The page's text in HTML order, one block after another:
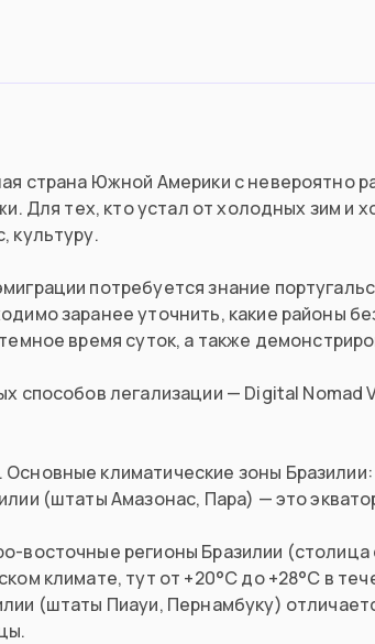
страна Южной Америки с невероятно
Для тех, кто устал от холодных зим и
культуру.
потребуется знание
заранее уточнить, какие районы
время суток, а также
способов легализации — Digital Nomad
. Основные климатические зоны Бразилии:
(штаты Амазонас, Пара) — это
восточные регионы Бразилии
климате, тут от +20°C до +28°C в
(штаты Пиауи, Пернамбуку)